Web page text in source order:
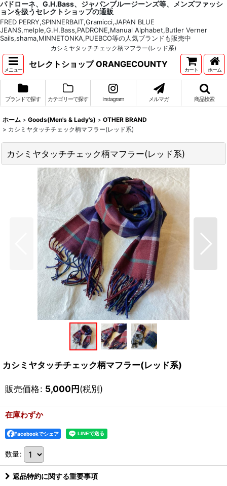
パドローネ、G.H.Bass、ジャパンブルージーンズ等、メンズファッシ
ョンを扱うセレクトショップの通販
FRED PERRY,SPINNERBAIT,Gramicci,JAPAN BLUE
JEANS,melple,G.H.Bass,PADRONE,Manual Alphabet,Butler Verner
Sails,shama,MINNETONKA,PUEBCO等の人気ブランドも販売中
カシミヤタッチチェック柄マフラー(レッド系)
メニュー
セレクトショップ ORANGECOUNTY
カート ホーム
ブランドで探す カテゴリーで探す Instagram メルマガ 商品検索
ホーム > Goods(Men's & Lady's) > OTHER BRAND
> カシミヤタッチチェック柄マフラー(レッド系)
カシミヤタッチチェック柄マフラー(レッド系)
カシミヤタッチチェック柄マフラー(レッド系)
販売価格: 5,000円(税別)
在庫わずか
Facebookでシェア
数量:
返品特約に関する重要事項